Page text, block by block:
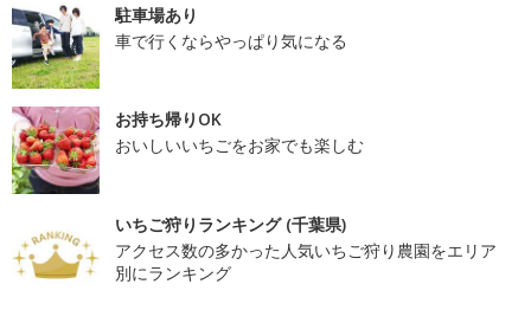
駐車場あり
車で行くならやっぱり気になる
お持ち帰りOK
おいしいいちごをお家でも楽しむ
いちご狩りランキング (千葉県)
アクセス数の多かった人気いちご狩り農園をエリア
別にランキング